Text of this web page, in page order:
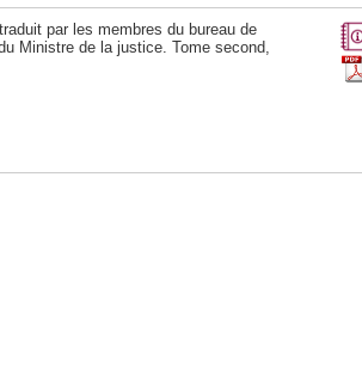
par les membres du bureau de
Ministre de la justice. Tome second,